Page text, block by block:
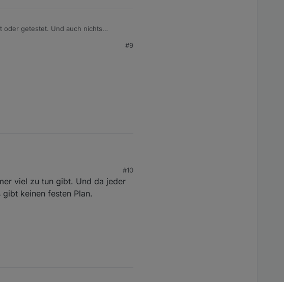
oder getestet. Und auch nichts
#9
#10
viel zu tun gibt. Und da jeder
keinen festen Plan.